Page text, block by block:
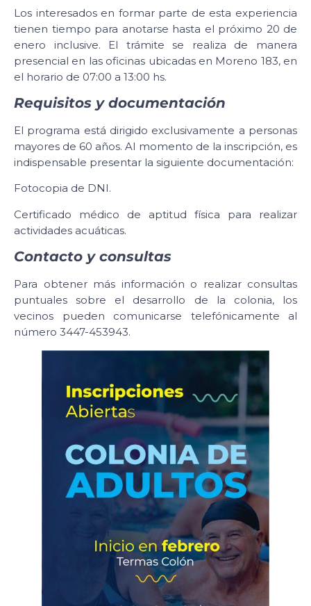
Los interesados en formar parte de esta experiencia
tienen tiempo para anotarse hasta el próximo 20 de
enero inclusive. El trámite se realiza de manera
presencial en las oficinas ubicadas en Moreno 183, en
el horario de 07:00 a 13:00 hs.
Requisitos y documentación
El programa está dirigido exclusivamente a personas
mayores de 60 años. Al momento de la inscripción, es
indispensable presentar la siguiente documentación:
Fotocopia de DNI.
Certificado médico de aptitud física para realizar
actividades acuáticas.
Contacto y consultas
Para obtener más información o realizar consultas
puntuales sobre el desarrollo de la colonia, los
vecinos pueden comunicarse telefónicamente al
número 3447-453943.